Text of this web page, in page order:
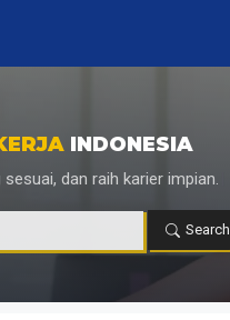
INDONESIA
dan raih karier impian.
Search